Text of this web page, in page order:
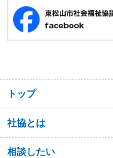
トップ
社協とは
相談したい